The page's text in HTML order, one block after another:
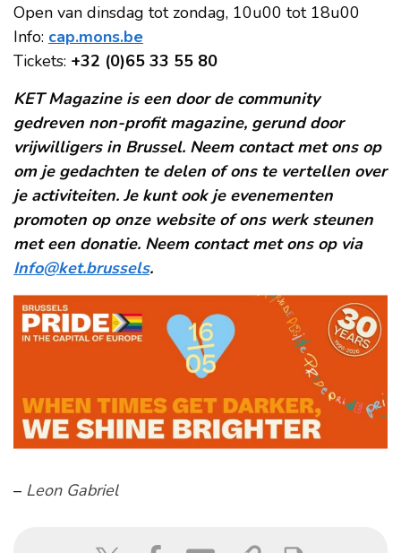
Open van dinsdag tot zondag, 10u00 tot 18u00
Info: cap.mons.be
Tickets: +32 (0)65 33 55 80
KET Magazine is een door de community
gedreven non-profit magazine, gerund door
vrijwilligers in Brussel. Neem contact met ons op
om je gedachten te delen of ons te vertellen over
je activiteiten. Je kunt ook je evenementen
promoten op onze website of ons werk steunen
met een donatie. Neem contact met ons op via
Info@ket.brussels.
– Leon Gabriel